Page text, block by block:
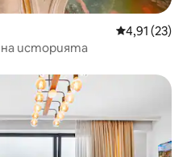
Средна
4,91 (23)
историята